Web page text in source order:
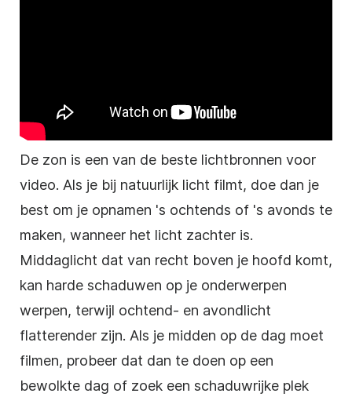
De zon is een van de beste lichtbronnen voor
video. Als je bij natuurlijk licht filmt, doe dan je
best om je opnamen 's ochtends of 's avonds te
maken, wanneer het licht zachter is.
Middaglicht dat van recht boven je hoofd komt,
kan harde schaduwen op je onderwerpen
werpen, terwijl ochtend- en avondlicht
flatterender zijn. Als je midden op de dag moet
filmen, probeer dat dan te doen op een
bewolkte dag of zoek een schaduwrijke plek